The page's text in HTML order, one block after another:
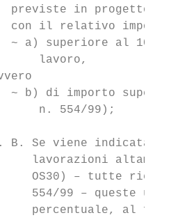
previste in progetto,
con il relativo
~ a) superiore al 10%
lavoro,
~ b) di importo
n. 554/99);
B. Se viene indicata
lavorazioni
OS30) – tutte
554/99 – queste
percentuale, al